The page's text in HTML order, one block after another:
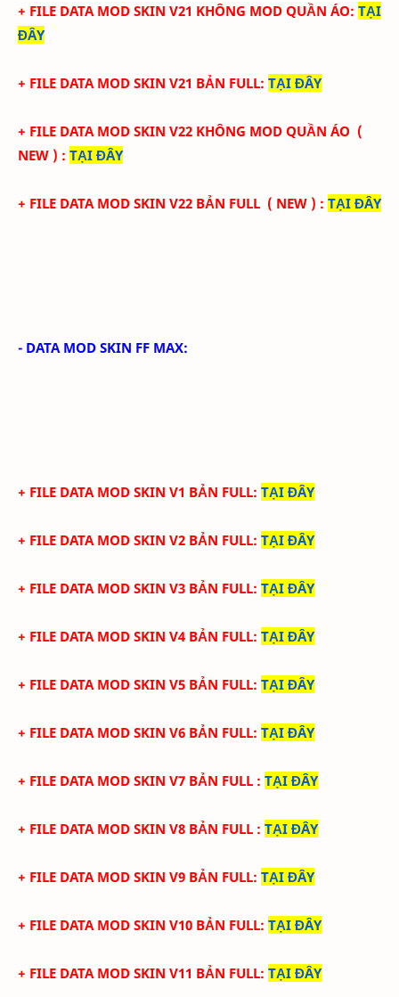
+ FILE DATA MOD SKIN V21 KHÔNG MOD QUẦN ÁO: TẠI
ĐÂY
+ FILE DATA MOD SKIN V21 BẢN FULL: TẠI ĐÂY
+ FILE DATA MOD SKIN V22 KHÔNG MOD QUẦN ÁO (
NEW ) : TẠI ĐÂY
+ FILE DATA MOD SKIN V22 BẢN FULL ( NEW ) : TẠI ĐÂY
- DATA MOD SKIN FF MAX:
+ FILE DATA MOD SKIN V1 BẢN FULL: TẠI ĐÂY
+ FILE DATA MOD SKIN V2 BẢN FULL: TẠI ĐÂY
+ FILE DATA MOD SKIN V3 BẢN FULL: TẠI ĐÂY
+ FILE DATA MOD SKIN V4 BẢN FULL: TẠI ĐÂY
+ FILE DATA MOD SKIN V5 BẢN FULL: TẠI ĐÂY
+ FILE DATA MOD SKIN V6 BẢN FULL: TẠI ĐÂY
+ FILE DATA MOD SKIN V7 BẢN FULL : TẠI ĐÂY
+ FILE DATA MOD SKIN V8 BẢN FULL : TẠI ĐÂY
+ FILE DATA MOD SKIN V9 BẢN FULL: TẠI ĐÂY
+ FILE DATA MOD SKIN V10 BẢN FULL: TẠI ĐÂY
+ FILE DATA MOD SKIN V11 BẢN FULL: TẠI ĐÂY